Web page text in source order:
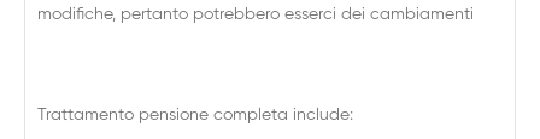
modifiche, pertanto potrebbero esserci dei cambiamenti
Trattamento pensione completa include: